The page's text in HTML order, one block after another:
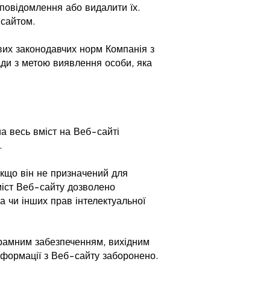
або видалити їх.
законодавчих норм Компанія з
з метою виявлення особи, яка
весь вміст на Веб-сайті
він не призначений для
Веб-сайту дозволено
інших прав інтелектуальної
забезпеченням, вихідним
з Веб-сайту заборонено.